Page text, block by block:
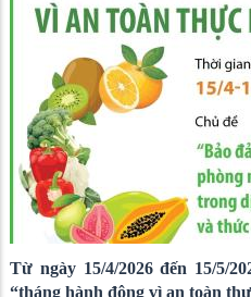
Từ ngày 15/4/2026 đến 15/5/
“tháng hành động vì an toàn